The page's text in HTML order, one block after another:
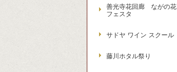
善光寺花回廊 ながの花
フェスタ
サドヤ ワイン スクール
藤川ホタル祭り